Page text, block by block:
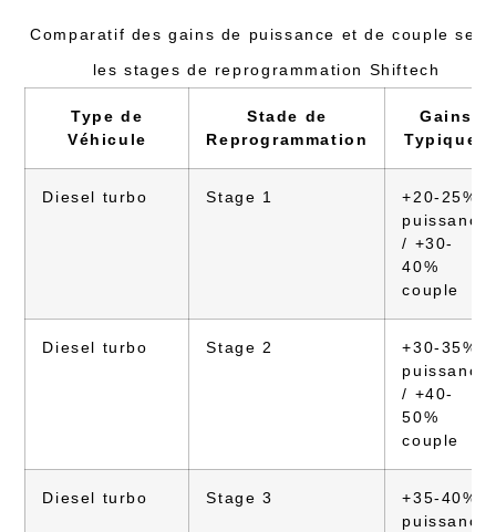
Comparatif des gains de puissance et de couple
les stages de reprogrammation Shiftech
Type de
Véhicule
Stade de
Reprogrammation
Gains
Typiques
Diesel turbo Stage 1
+20-25%
puissance
/ +30-
40%
couple
Diesel turbo Stage 2
+30-35%
puissance
/ +40-
50%
couple
Diesel turbo Stage 3
+35-40%
puissance